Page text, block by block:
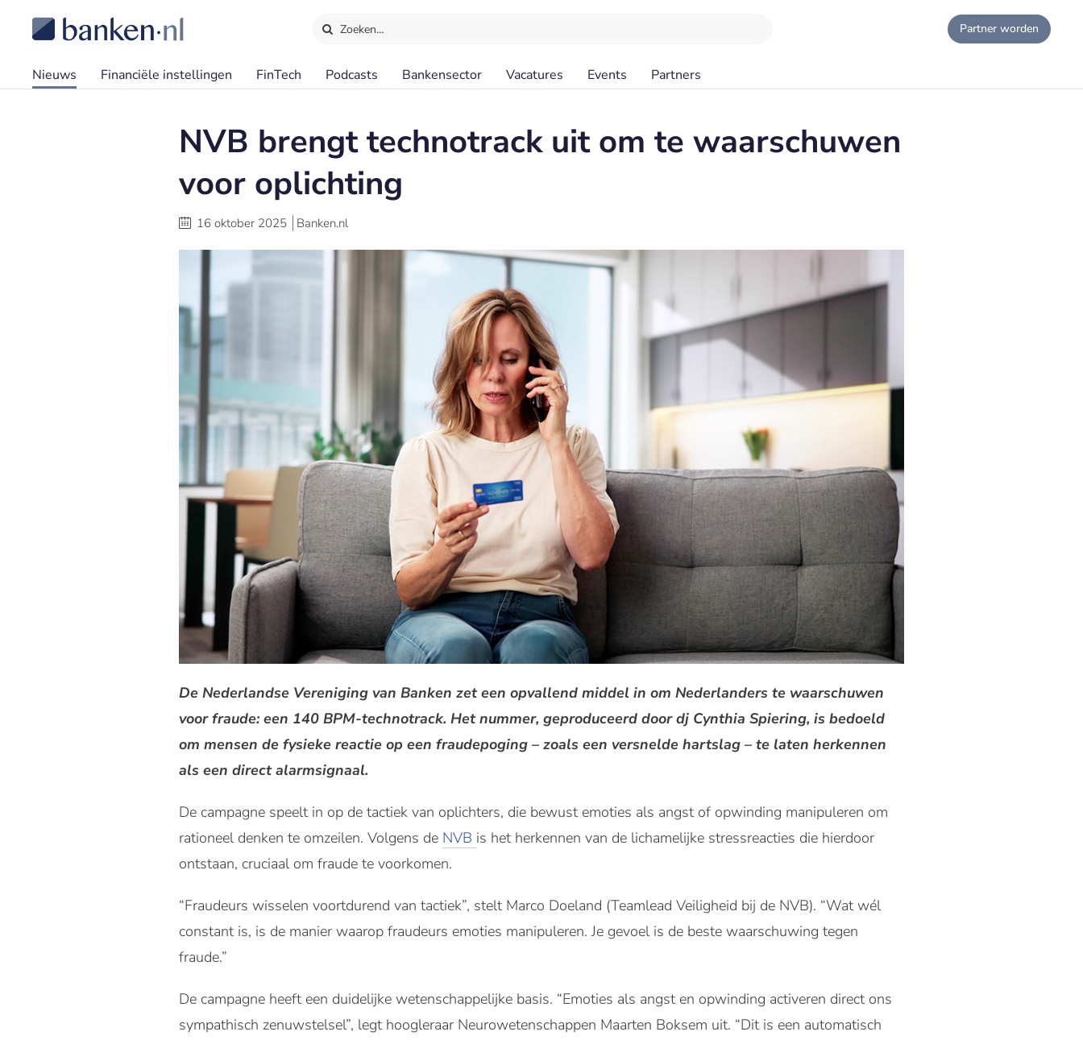
Zoeken… Partner worden
Nieuws Financiële instellingen FinTech Podcasts Bankensector Vacatures Events Partners
NVB brengt technotrack uit om te waarschuwen
voor oplichting
16 oktober 2025 Banken.nl
De Nederlandse Vereniging van Banken zet een opvallend middel in om Nederlanders te waarschuwen
voor fraude: een 140 BPM-technotrack. Het nummer, geproduceerd door dj Cynthia Spiering, is bedoeld
om mensen de fysieke reactie op een fraudepoging – zoals een versnelde hartslag – te laten herkennen
als een direct alarmsignaal.
De campagne speelt in op de tactiek van oplichters, die bewust emoties als angst of opwinding manipuleren om
rationeel denken te omzeilen. Volgens de NVB is het herkennen van de lichamelijke stressreacties die hierdoor
ontstaan, cruciaal om fraude te voorkomen.
“Fraudeurs wisselen voortdurend van tactiek”, stelt Marco Doeland (Teamlead Veiligheid bij de NVB). “Wat wél
constant is, is de manier waarop fraudeurs emoties manipuleren. Je gevoel is de beste waarschuwing tegen
fraude.”
De campagne heeft een duidelijke wetenschappelijke basis. “Emoties als angst en opwinding activeren direct ons
sympathisch zenuwstelsel”, legt hoogleraar Neurowetenschappen Maarten Boksem uit. “Dit is een automatisch